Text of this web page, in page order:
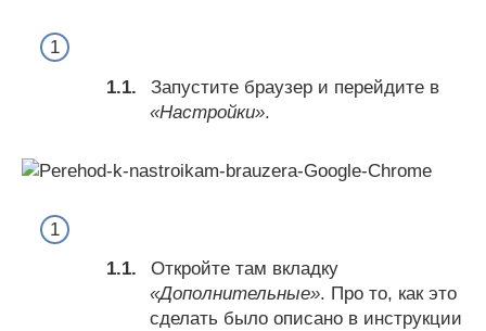
Запустите браузер и перейдите в
«Настройки».
Откройте там вкладку
«Дополнительные». Про то, как это
сделать было описано в инструкции